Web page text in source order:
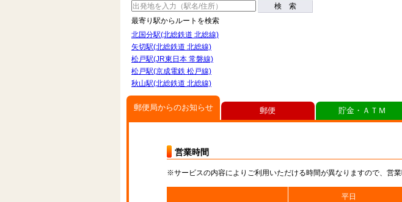
検 索
最寄り駅からルートを検索
北国分駅(北総鉄道 北総線)
矢切駅(北総鉄道 北総線)
松戸駅(JR東日本 常磐線)
松戸駅(京成電鉄 松戸線)
秋山駅(北総鉄道 北総線)
郵便局からのお知らせ
営業時間
※サービスの内容によりご利用いただける時間が異なりますので、営
平日
郵便 貯金・ＡＴＭ